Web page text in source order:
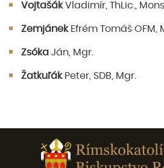
VojtašákVladimír, ThLic., Mons.
ZemjánekEfrém Tomáš OFM,
Zsóka Ján, Mgr.
ŽatkuľákPeter, SDB, Mgr.